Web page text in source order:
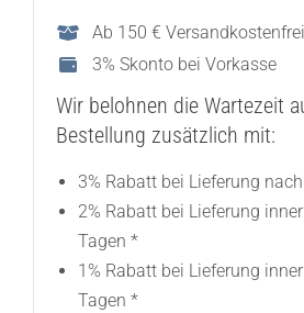
Ab 150 €
3% Skonto bei Vorkasse
Wir belohnen die Wartezeit
Bestellung zusätzlich mit:
3% Rabatt bei Lieferung
2% Rabatt bei Lieferung
Tagen *
1% Rabatt bei Lieferung
Tagen *